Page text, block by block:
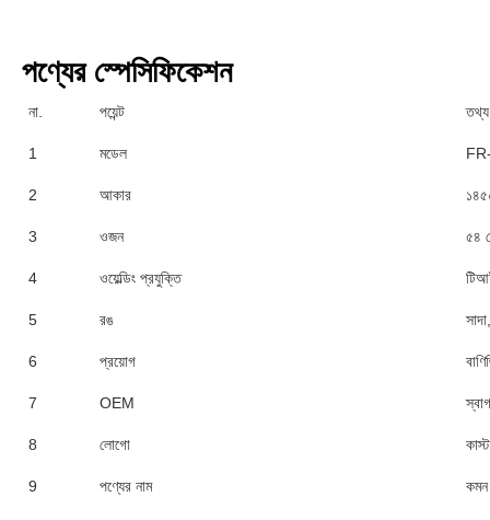
পণ্যের স্পেসিফিকেশন
না. পয়েন্ট তথ্য
1 মডেল
2 আকার
3 ওজন ৫৪
4 ওয়েল্ডিং প্রযুক্তি
5 রঙ
6 প্রয়োগ
7 OEM
8 লোগো
9 পণ্যের নাম কমন